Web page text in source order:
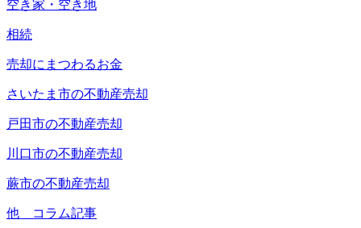
空き家・空き地
相続
売却にまつわるお金
さいたま市の不動産売却
戸田市の不動産売却
川口市の不動産売却
蕨市の不動産売却
他 コラム記事